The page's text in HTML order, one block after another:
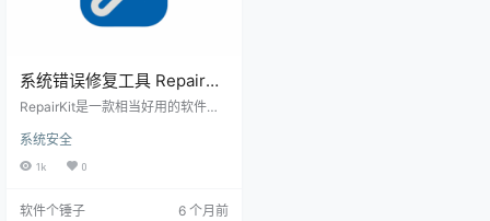
系统错误修复工具 RepairKit
v1.3.7 英文版【软件个锤子
RepairKit是一款相当好用的软件，
统的各种毛病和错误，同时还能提
升设备的整体性能。简单来说，它
议，还自带清理垃圾、优化系统速
系统安全
1k 0
软件个锤子 6 个月前